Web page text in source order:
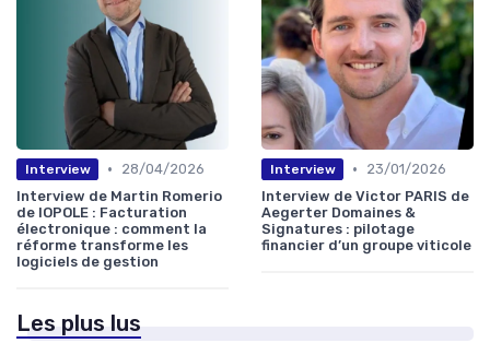
Interview •
28/04/2026
Interview de Martin Romerio
de IOPOLE : Facturation
électronique : comment la
réforme transforme les
logiciels de gestion
Interview •
23/01/2026
Interview de Victor PARIS de
Aegerter Domaines &
Signatures : pilotage
financier d’un groupe viticole
Les plus lus